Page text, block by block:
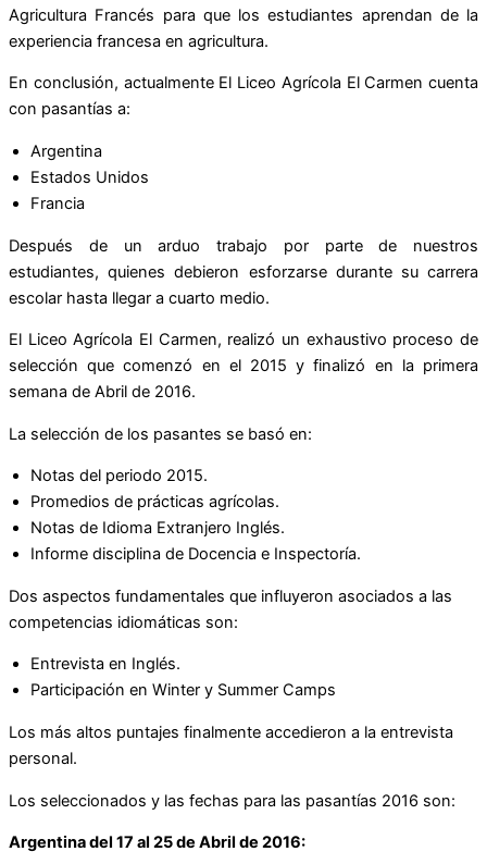
Agricultura Francés para que los estudiantes aprendan de la
experiencia francesa en agricultura.
En conclusión, actualmente El Liceo Agrícola El Carmen cuenta
con pasantías a:
Argentina
Estados Unidos
Francia
Después de un arduo trabajo por parte de nuestros
estudiantes, quienes debieron esforzarse durante su carrera
escolar hasta llegar a cuarto medio.
El Liceo Agrícola El Carmen, realizó un exhaustivo proceso de
selección que comenzó en el 2015 y finalizó en la primera
semana de Abril de 2016.
La selección de los pasantes se basó en:
Notas del periodo 2015.
Promedios de prácticas agrícolas.
Notas de Idioma Extranjero Inglés.
Informe disciplina de Docencia e Inspectoría.
Dos aspectos fundamentales que influyeron asociados a las
competencias idiomáticas son:
Entrevista en Inglés.
Participación en Winter y Summer Camps
Los más altos puntajes finalmente accedieron a la entrevista
personal.
Los seleccionados y las fechas para las pasantías 2016 son:
Argentina del 17 al 25 de Abril de 2016: